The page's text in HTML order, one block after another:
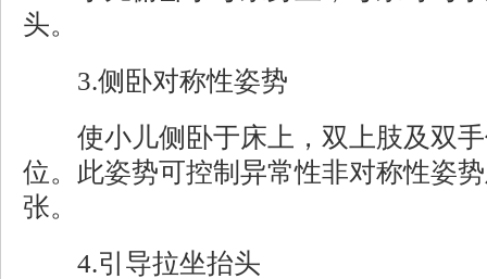
头。
3.侧卧对称性姿势
使小儿侧卧于床上，双上肢及双手
位。此姿势可控制异常性非对称性姿
张。
4.引导拉坐抬头